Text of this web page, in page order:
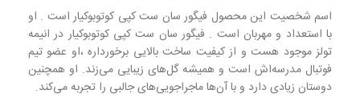
اسم شخصیت این محصول فیگور سان ست کپی کوتوبوکیار است . او
با استعداد و مهربان است . فیگور سان ست کپی کوتوبوکیار در انیمه
تولز موجود هست و از کیفیت ساخت بالایی برخورداره ،او عضو تیم
فوتبال مدرسه‌اش است و همیشه گل‌های زیبایی می‌زند. او همچنین
دوستان زیادی دارد و با آن‌ها ماجراجویی‌های جالبی را تجربه می‌کند.